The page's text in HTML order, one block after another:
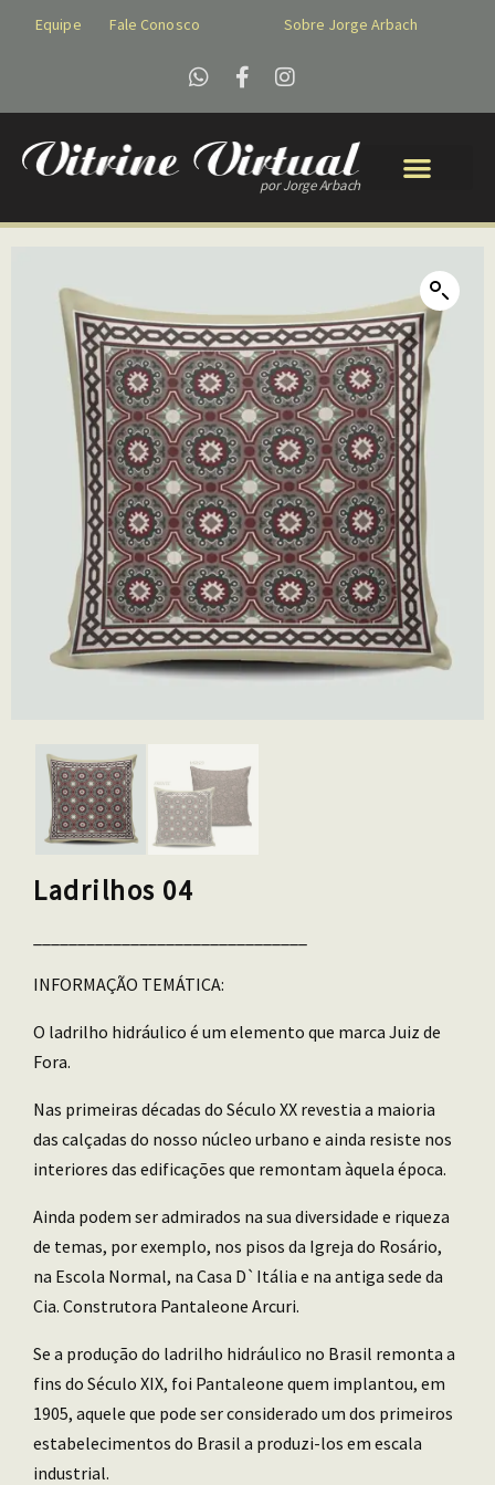
Equipe Fale Conosco Sobre Jorge Arbach
por Jorge Arbach
Ladrilhos 04
INFORMAÇÃO TEMÁTICA:
O ladrilho hidráulico é um elemento que marca Juiz de
Fora.
Nas primeiras décadas do Século XX revestia a maioria
das calçadas do nosso núcleo urbano e ainda resiste nos
interiores das edificações que remontam àquela época.
Ainda podem ser admirados na sua diversidade e riqueza
de temas, por exemplo, nos pisos da Igreja do Rosário,
na Escola Normal, na Casa D`Itália e na antiga sede da
Cia. Construtora Pantaleone Arcuri.
Se a produção do ladrilho hidráulico no Brasil remonta a
fins do Século XIX, foi Pantaleone quem implantou, em
1905, aquele que pode ser considerado um dos primeiros
estabelecimentos do Brasil a produzi-los em escala
industrial.